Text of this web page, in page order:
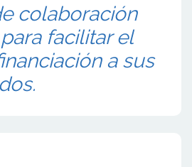
colaboración
facilitar el
a sus